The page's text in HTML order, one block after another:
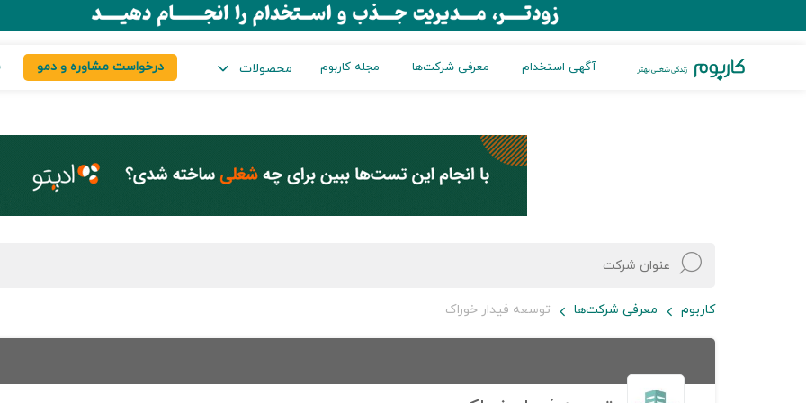
آگهی استخدام معرفی شرکت‌ها مجله کاربوم محصولات درخواست مشاوره و دمو
کاربوم معرفی شرکت‌ها توسعه فیدار خوراک